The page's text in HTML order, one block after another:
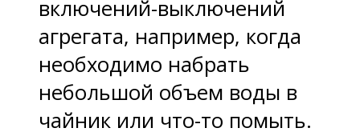
включений-выключений
агрегата, например, когда
необходимо набрать
небольшой объем воды в
чайник или что-то помыть.